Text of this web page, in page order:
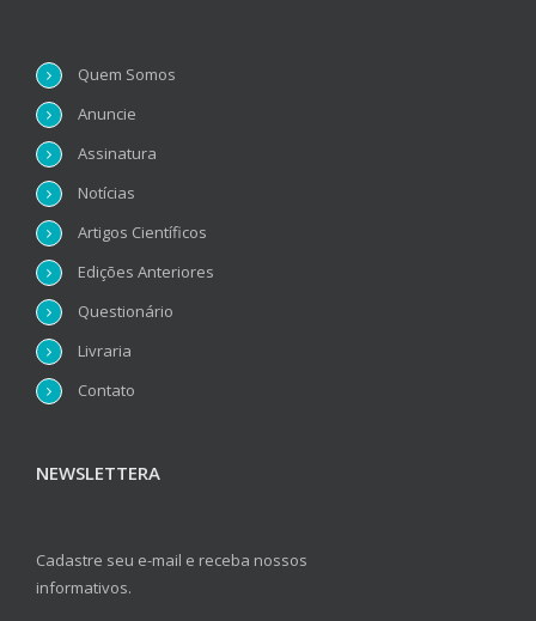
Quem Somos
Anuncie
Assinatura
Notícias
Artigos Científicos
Edições Anteriores
Questionário
Livraria
Contato
NEWSLETTERA
Cadastre seu e-mail e receba nossos
informativos.